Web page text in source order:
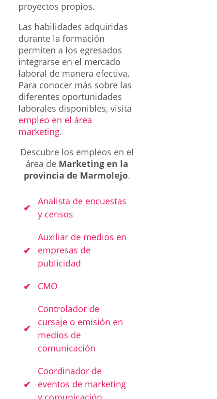
proyectos propios.
Las habilidades adquiridas
durante la formación
permiten a los egresados
integrarse en el mercado
laboral de manera efectiva.
Para conocer más sobre las
diferentes oportunidades
laborales disponibles, visita
empleo en el área
marketing.
Descubre los empleos en el
área de Marketing en la
provincia de Marmolejo.
Analista de encuestas
y censos
Auxiliar de medios en
empresas de
publicidad
CMO
Controlador de
cursaje o emisión en
medios de
comunicación
Coordinador de
eventos de marketing